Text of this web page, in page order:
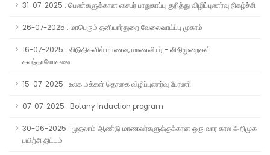
31-07-2025 : பெண்களுக்கான சைபர் பாதுகாப்பு குறித்து விழிப்புணர்வு நிகழ்ச்சி
26-07-2025 : மாபெரும் தனியார்துறை வேலைவாய்ப்பு முகாம்
16-07-2025 : விடுதிகளில் மாணவ, மாணவியர் - விதிமுறைகள்
கலந்தாலோசனை
15-07-2025 : உலக மக்கள் தொகை விழிப்புணர்வு பேரணி
07-07-2025 : Botany Induction program
30-06-2025 : முதலாம் ஆண்டு மாணவர்களுக்குக்கான ஒரு வார கால அறிமுக
பயிற்சி திட்டம்